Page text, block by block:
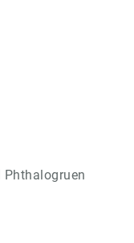
Phthalogruen